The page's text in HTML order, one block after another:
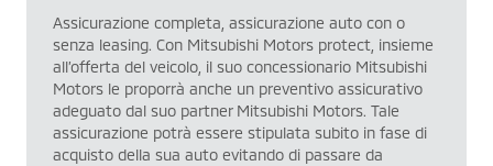
Assicurazione completa, assicurazione auto con o
senza leasing. Con Mitsubishi Motors protect, insieme
all’offerta del veicolo, il suo concessionario Mitsubishi
Motors le proporrà anche un preventivo assicurativo
adeguato dal suo partner Mitsubishi Motors. Tale
assicurazione potrà essere stipulata subito in fase di
acquisto della sua auto evitando di passare da